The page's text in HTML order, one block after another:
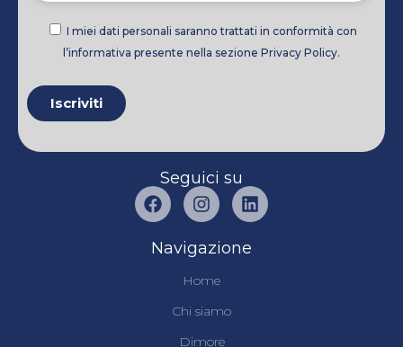
I miei dati personali saranno trattati in conformità con
l’informativa presente nella sezione Privacy Policy.
Seguici su
Navigazione
Home
Chi siamo
Dimore